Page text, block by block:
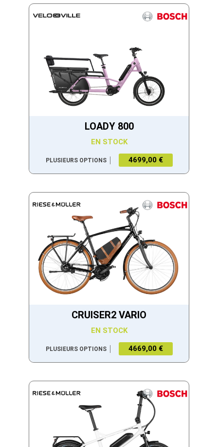
LOADY 800
EN STOCK
PLUSIEURS OPTIONS 4699,00 €
CRUISER2 VARIO
EN STOCK
PLUSIEURS OPTIONS 4669,00 €